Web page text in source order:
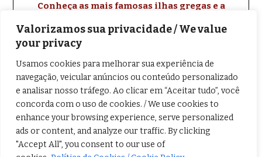
Valorizamos sua privacidade / We value
your privacy
Usamos cookies para melhorar sua experiência de
navegação, veicular anúncios ou conteúdo personalizado
e analisar nosso tráfego. Ao clicar em “Aceitar tudo”, você
concorda com o uso de cookies. / We use cookies to
enhance your browsing experience, serve personalized
ads or content, and analyze our traffic. By clicking
"Accept All", you consent to our use of
Conheça as mais famosas ilhas gregas e a